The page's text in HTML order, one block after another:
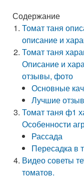
Содержание
Томат таня
описание и
Томат таня
Описание и
отзывы, фото
Основные
Лучшие
Томат таня ф1
Особенности
Рассада
Пересадка в
Видео советы
томатов.